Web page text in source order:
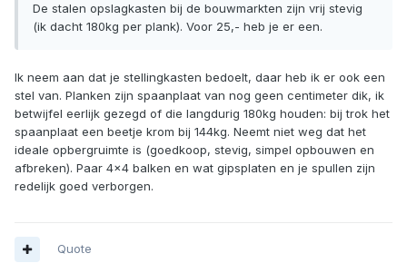
De stalen opslagkasten bij de bouwmarkten zijn vrij stevig
(ik dacht 180kg per plank). Voor 25,- heb je er een.
Ik neem aan dat je stellingkasten bedoelt, daar heb ik er ook een
stel van. Planken zijn spaanplaat van nog geen centimeter dik, ik
betwijfel eerlijk gezegd of die langdurig 180kg houden: bij trok het
spaanplaat een beetje krom bij 144kg. Neemt niet weg dat het
ideale opbergruimte is (goedkoop, stevig, simpel opbouwen en
afbreken). Paar 4x4 balken en wat gipsplaten en je spullen zijn
redelijk goed verborgen.
Quote